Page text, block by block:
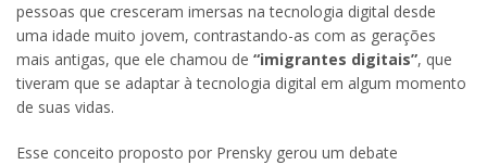
pessoas que cresceram imersas na tecnologia digital desde
uma idade muito jovem, contrastando-as com as gerações
mais antigas, que ele chamou de “imigrantes digitais”, que
tiveram que se adaptar à tecnologia digital em algum momento
de suas vidas.
Esse conceito proposto por Prensky gerou um debate